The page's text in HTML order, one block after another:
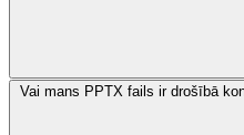
Vai mans PPTX fails ir drošībā